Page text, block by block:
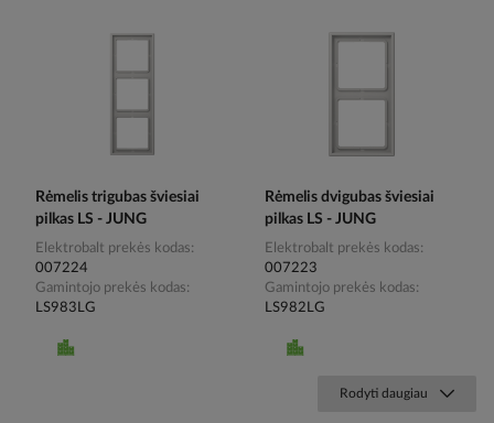
Rėmelis trigubas šviesiai
pilkas LS - JUNG
Elektrobalt prekės kodas
007224
Gamintojo prekės kodas
LS983LG
Rėmelis dvigubas šviesiai
pilkas LS - JUNG
Elektrobalt prekės kodas
007223
Gamintojo prekės kodas
LS982LG
Rodyti daugiau